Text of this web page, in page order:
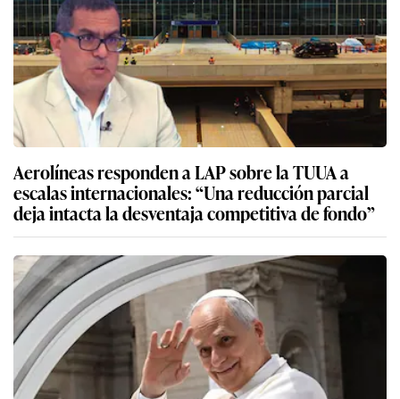
Aerolíneas responden a LAP sobre la TUUA a
escalas internacionales: “Una reducción parcial
deja intacta la desventaja competitiva de fondo”